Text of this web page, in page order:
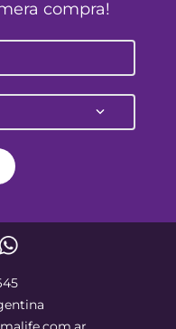
compra!